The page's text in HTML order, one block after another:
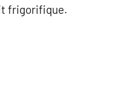
frigorifique.